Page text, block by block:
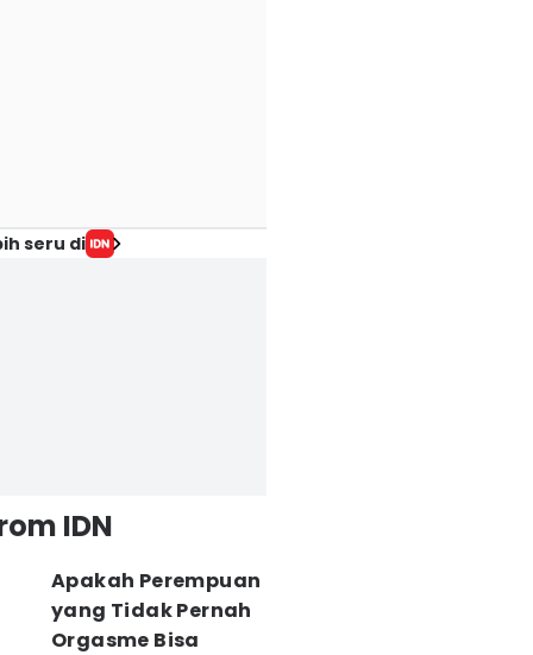
seru di
IDN
Apakah Perempuan
yang Tidak Pernah
Orgasme Bisa